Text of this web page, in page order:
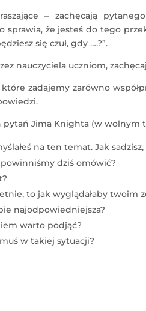
– zachęcają
sprawia, że ​​jesteś do tego
się czuł, gdy ….?”.
nauczyciela uczniom,
zadajemy zarówno
Jima Knighta (w wolnym
na ten temat. Jak
dziś omówić?
to jak wyglądałaby twoim
najodpowiedniejsza?
warto podjąć?
w takiej sytuacji?